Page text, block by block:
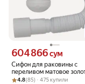
Сифон для раковины с
переливом матовое
КН984 регулировка по
Цена 604866 сум вместо
604 866сум
Рейтинг товара: 4.8 из 5
Оценок: (85) · 475 купили
4.8(85) · 475 купили